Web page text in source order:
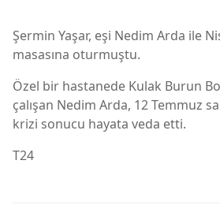
Şermin Yaşar, eşi Nedim Arda ile
masasına oturmuştu.
Özel bir hastanede Kulak Burun
çalışan Nedim Arda, 12 Temmuz
krizi sonucu hayata veda etti.
T24